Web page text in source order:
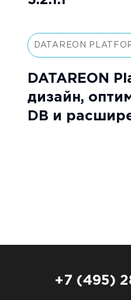
DATAREON
DATAREON
дизайн,
DB и
+7 (495)